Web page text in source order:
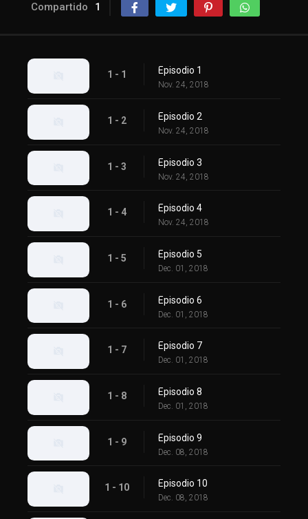
Compartido 1
1 - 1 Episodio 1
Nov. 24, 2018
1 - 2 Episodio 2
Nov. 24, 2018
1 - 3 Episodio 3
Nov. 24, 2018
1 - 4 Episodio 4
Nov. 24, 2018
1 - 5 Episodio 5
Dec. 01, 2018
1 - 6 Episodio 6
Dec. 01, 2018
1 - 7 Episodio 7
Dec. 01, 2018
1 - 8 Episodio 8
Dec. 01, 2018
1 - 9 Episodio 9
Dec. 08, 2018
1 - 10 Episodio 10
Dec. 08, 2018